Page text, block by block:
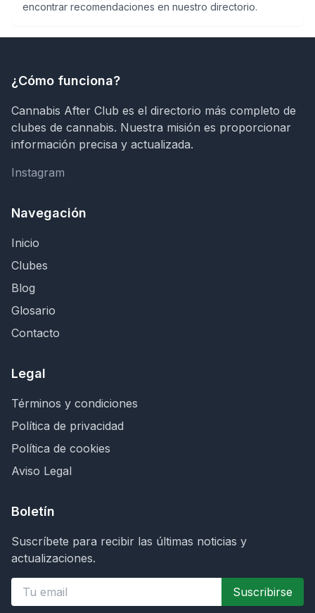
encontrar recomendaciones en nuestro directorio.
¿Cómo funciona?
Cannabis After Club es el directorio más completo de
clubes de cannabis. Nuestra misión es proporcionar
información precisa y actualizada.
Instagram
Instagram
Navegación
Inicio
Clubes
Blog
Glosario
Contacto
Legal
Términos y condiciones
Política de privacidad
Política de cookies
Aviso Legal
Boletín
Suscríbete para recibir las últimas noticias y
actualizaciones.
Suscribirse